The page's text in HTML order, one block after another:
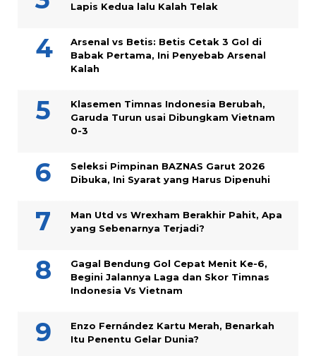
Lapis Kedua lalu Kalah Telak
Arsenal vs Betis: Betis Cetak 3 Gol di
Babak Pertama, Ini Penyebab Arsenal
Kalah
Klasemen Timnas Indonesia Berubah,
Garuda Turun usai Dibungkam Vietnam
0-3
Seleksi Pimpinan BAZNAS Garut 2026
Dibuka, Ini Syarat yang Harus Dipenuhi
Man Utd vs Wrexham Berakhir Pahit, Apa
yang Sebenarnya Terjadi?
Gagal Bendung Gol Cepat Menit Ke-6,
Begini Jalannya Laga dan Skor Timnas
Indonesia Vs Vietnam
Enzo Fernández Kartu Merah, Benarkah
Itu Penentu Gelar Dunia?